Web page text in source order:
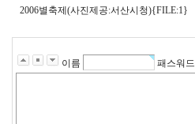
2006별축제(사진제공:서산시청){FILE:1}
이름 패스워드